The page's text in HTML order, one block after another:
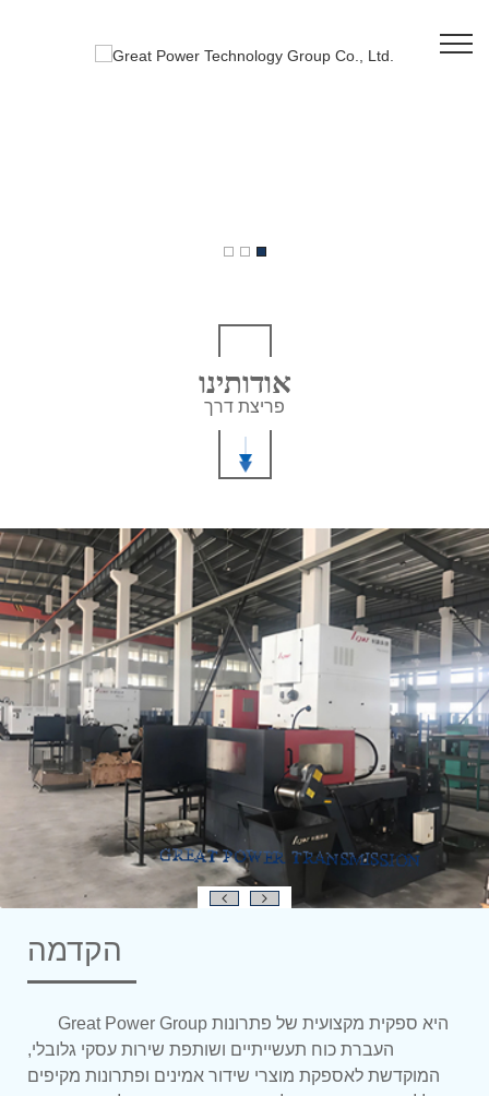
אודותינו
פריצת דרך
הקדמה
Great Power Group היא ספקית מקצועית של פתרונות
העברת כוח תעשייתיים ושותפת שירות עסקי גלובלי,
המוקדשת לאספקת מוצרי שידור אמינים ופתרונות מקיפים